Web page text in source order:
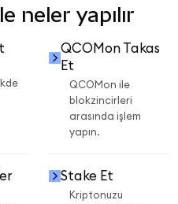
neler yapılır
QCOMon Takas
Et
QCOMon ile
blokzincirleri
arasında işlem
yapın.
Stake Et
Kriptonuzu